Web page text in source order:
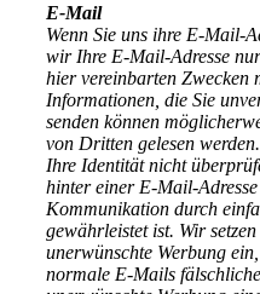
E-Mail
Wenn Sie uns ihre E-Mail-
wir Ihre E-Mail-Adresse
hier vereinbarten Zwecken
Informationen, die Sie
senden können
von Dritten gelesen
Ihre Identität nicht
hinter einer E-Mail-
Kommunikation durch
gewährleistet ist. Wir
unerwünschte Werbung
normale E-Mails